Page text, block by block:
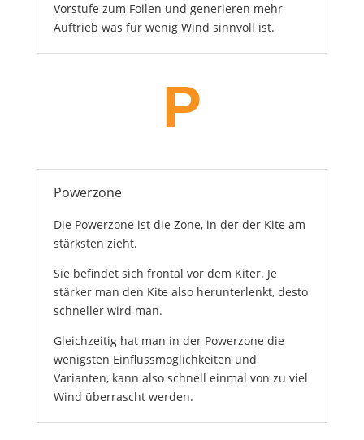
Vorstufe zum Foilen und generieren mehr
Auftrieb was für wenig Wind sinnvoll ist.
P
Powerzone
Die Powerzone ist die Zone, in der der Kite am
stärksten zieht.
Sie befindet sich frontal vor dem Kiter. Je
stärker man den Kite also herunterlenkt, desto
schneller wird man.
Gleichzeitig hat man in der Powerzone die
wenigsten Einflussmöglichkeiten und
Varianten, kann also schnell einmal von zu viel
Wind überrascht werden.